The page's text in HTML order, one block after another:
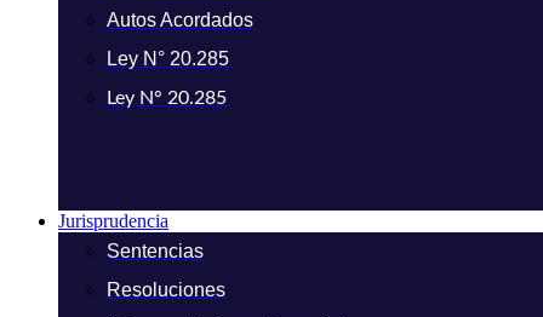
Autos Acordados
Ley N° 20.285
Ley N° 20.285
Jurisprudencia
Sentencias
Resoluciones